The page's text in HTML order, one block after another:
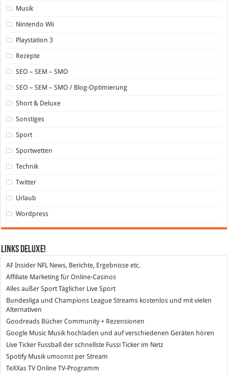
Musik
Nintendo Wii
Playstation 3
Rezepte
SEO – SEM – SMO
SEO – SEM – SMO / Blog-Optimierung
Short & Deluxe
Sonstiges
Sport
Sportwetten
Technik
Twitter
Urlaub
Wordpress
Links DeLuXe!
AF Insider NFL News, Berichte, Ergebnisse etc.
Affiliate Marketing für Online-Casinos
Alles außer Sport Täglicher Live Sport
Bundesliga und Champions League Streams kostenlos und mit vielen
Alternativen
Goodreads Bücher Community + Rezensionen
Google Music Musik hochladen und auf verschiedenen Geräten hören
Live Ticker Fussball der schnellste Fussi Ticker im Netz
SpotifyMusik umsonst per Stream
TeXXas TVOnline TV-Programm